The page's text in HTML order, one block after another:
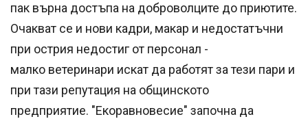
пак върна достъпа на доброволците до приютите.
Очакват се и нови кадри, макар и недостатъчни
при острия недостиг от персонал -
малко ветеринари искат да работят за тези пари и
при тази репутация на общинското
предприятие. "Екоравновесие" започна да